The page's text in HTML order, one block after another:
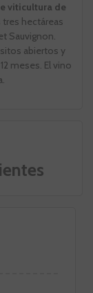
viticultura de
hectáreas
Sauvignon.
abiertos y
meses. El vino